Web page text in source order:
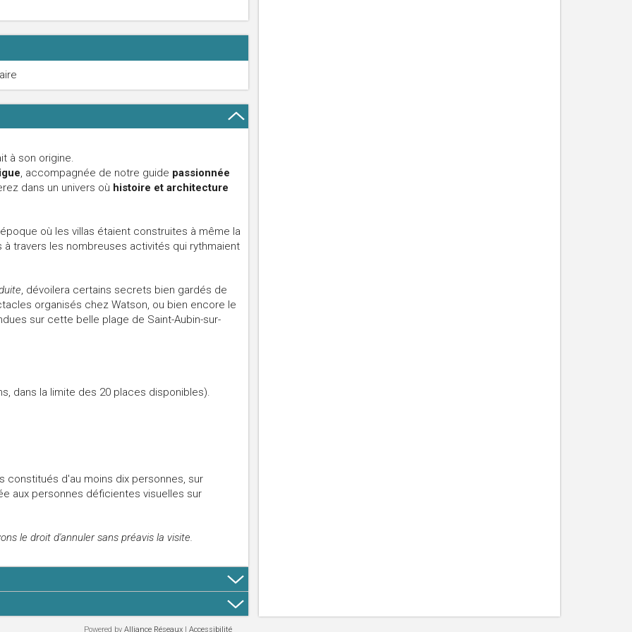
à son origine.
, accompagnée de notre guide passionnée
dans un univers où histoire et architecture
où les villas étaient construites à même la
à travers les nombreuses activités qui rythmaient
, dévoilera certains secrets bien gardés de
organisés chez Watson, ou bien encore le
sur cette belle plage de Saint-Aubin-sur-
dans la limite des 20 places disponibles).
d'au moins dix personnes, sur
aux personnes déficientes visuelles sur
le droit d'annuler sans préavis la visite.
Powered by Alliance Réseaux | Accessibilité